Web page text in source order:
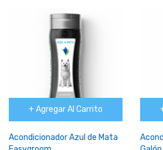
+ Agregar Al Carrito
Acondicionador Azul de Mata